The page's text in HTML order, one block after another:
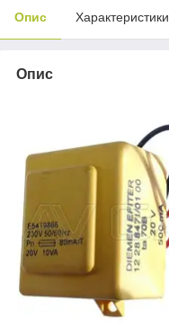
Опис Характеристики
Опис